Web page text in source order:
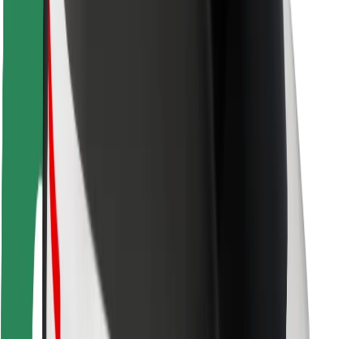
Drošības laboratorija
Pilsētas
Pilsētas
Risinājumi pilsētām
Lidostas
Bolt uzlādes statīvi
Palīdzība
Pasažieriem